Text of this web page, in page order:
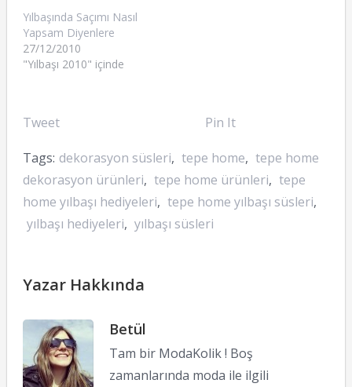
Yılbaşında Saçımı Nasıl
Yapsam Diyenlere
27/12/2010
"Yılbaşı 2010" içinde
Tweet Pin It
Tags: dekorasyon süsleri, tepe home, tepe home
dekorasyon ürünleri, tepe home ürünleri, tepe
home yılbaşı hediyeleri, tepe home yılbaşı süsleri,
yılbaşı hediyeleri, yılbaşı süsleri
Yazar Hakkında
Betül
Tam bir ModaKolik ! Boş
zamanlarında moda ile ilgili